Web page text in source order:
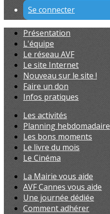
Se connecter
Présentation
L'équipe
Le réseau AVF
Le site Internet
Nouveau sur le site !
Faire un don
Infos pratiques
Les activités
Planning hebdomadaire
Les bons moments
Le livre du mois
Le Cinéma
La Mairie vous aide
AVF Cannes vous aide
Une journée dédiée
Comment adhérer